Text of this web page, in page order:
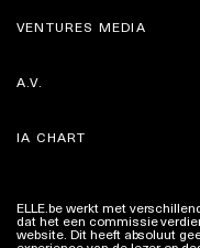
VENTURES MEDIA
A.V.
IA CHART
ELLE.be werkt met
dat het een commissie
website. Dit heeft absoluut